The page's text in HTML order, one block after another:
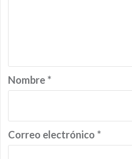
Nombre *
Correo electrónico *